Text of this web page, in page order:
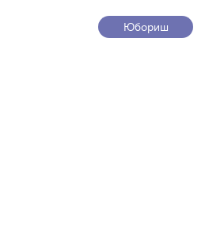
Юбориш